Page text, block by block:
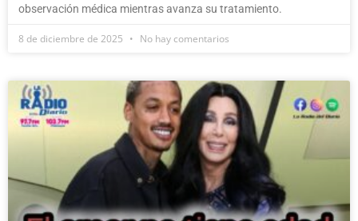
observación médica mientras avanza su tratamiento.
8 de diciembre de 2025 No hay comentarios